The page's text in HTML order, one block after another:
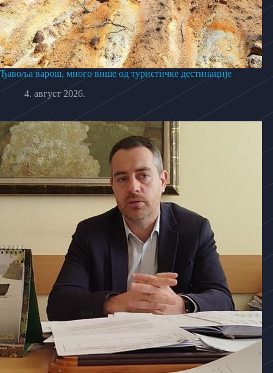
Ђавоља варош, много више од туристичке дестинације
4. август 2026.